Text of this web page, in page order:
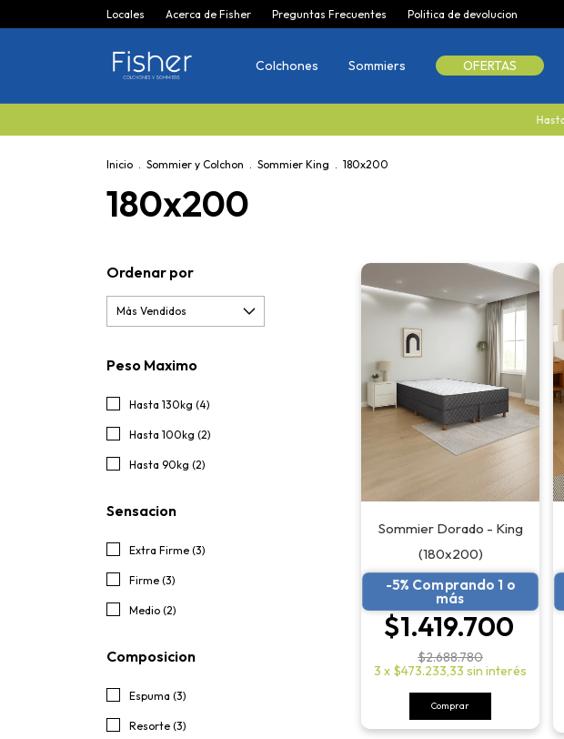
Locales Acerca de Fisher Preguntas Frecuentes Politica de devolucion
Colchones Sommiers OFERTAS
Hasta 75% off
Inicio . Sommier y Colchon . Sommier King . 180x200
180x200
Ordenar por
Peso Maximo
Hasta 130kg (4)
Hasta 100kg (2)
Hasta 90kg (2)
Sensacion
Extra Firme (3)
Firme (3)
Medio (2)
Composicion
Espuma (3)
Resorte (3)
Sommier Dorado - King
(180x200)
-5% Comprando 1 o
más
$1.419.700
$2.688.780
3 x $473.233,33 sin interés
Comprar